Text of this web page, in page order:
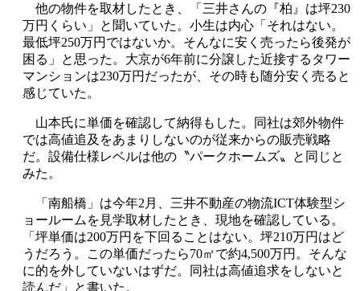
他の物件を取材したとき、「三井さんの『柏』は坪230
万円くらい」と聞いていた。小生は内心「それはない。
最低坪250万円ではないか。そんなに安く売ったら後発が
困る」と思った。大京が6年前に分譲した近接するタワー
マンションは230万円だったが、その時も随分安く売ると
感じていた。
山本氏に単価を確認して納得もした。同社は郊外物件
では高値追及をあまりしないのが従来からの販売戦略
だ。設備仕様レベルは他の〝パークホームズ〟と同じと
みた。
「南船橋」は今年2月、三井不動産の物流ICT体験型シ
ョールームを見学取材したとき、現地を確認している。
「坪単価は200万円を下回ることはない。坪210万円はど
うだろう。この単価だったら70㎡で約4,500万円。そんな
に的を外していないはずだ。同社は高値追求をしないと
読んだ」と書いた。